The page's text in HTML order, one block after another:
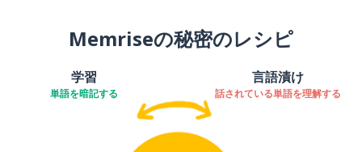
Memriseの秘密のレシピ
学習
単語を暗記する
言語漬け
話されている単語を理解する